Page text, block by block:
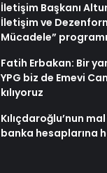
İletişim Başkanı
İletişim ve
Mücadele”
Fatih Erbakan: Bir
YPG biz de Emevi
kılıyoruz
Kılıçdaroğlu’nun
banka hesaplarına